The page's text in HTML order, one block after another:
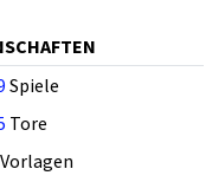
Spiele
Tore
Vorlagen